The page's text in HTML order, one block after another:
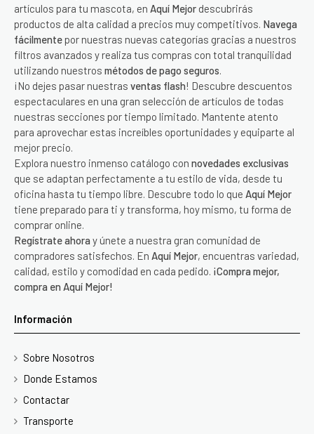
artículos para tu mascota, en Aquí Mejor descubrirás
productos de alta calidad a precios muy competitivos. Navega
fácilmente por nuestras nuevas categorías gracias a nuestros
filtros avanzados y realiza tus compras con total tranquilidad
utilizando nuestros métodos de pago seguros.
¡No dejes pasar nuestras ventas flash! Descubre descuentos
espectaculares en una gran selección de artículos de todas
nuestras secciones por tiempo limitado. Mantente atento
para aprovechar estas increíbles oportunidades y equiparte al
mejor precio.
Explora nuestro inmenso catálogo con novedades exclusivas
que se adaptan perfectamente a tu estilo de vida, desde tu
oficina hasta tu tiempo libre. Descubre todo lo que Aquí Mejor
tiene preparado para ti y transforma, hoy mismo, tu forma de
comprar online.
Regístrate ahora y únete a nuestra gran comunidad de
compradores satisfechos. En Aquí Mejor, encuentras variedad,
calidad, estilo y comodidad en cada pedido. ¡Compra mejor,
compra en Aquí Mejor!
Información
Sobre Nosotros
Donde Estamos
Contactar
Transporte